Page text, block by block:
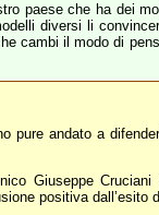
paese che ha dei
diversi li
cambi il modo di
pure andato a
Giuseppe
positiva dall’esito